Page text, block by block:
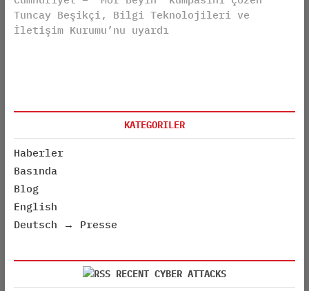
Tuncay Beşikçi, Bilgi Teknolojileri ve
İletişim Kurumu’nu uyardı
KATEGORILER
Haberler
Basında
Blog
English
Deutsch → Presse
RECENT CYBER ATTACKS